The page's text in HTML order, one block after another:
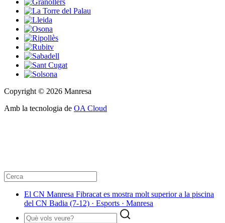
Copyright © 2026 Manresa
Amb la tecnologia de OA Cloud
El CN Manresa Fibracat es mostra molt superior a la piscina
del CN Badia (7-12) · Esports · Manresa